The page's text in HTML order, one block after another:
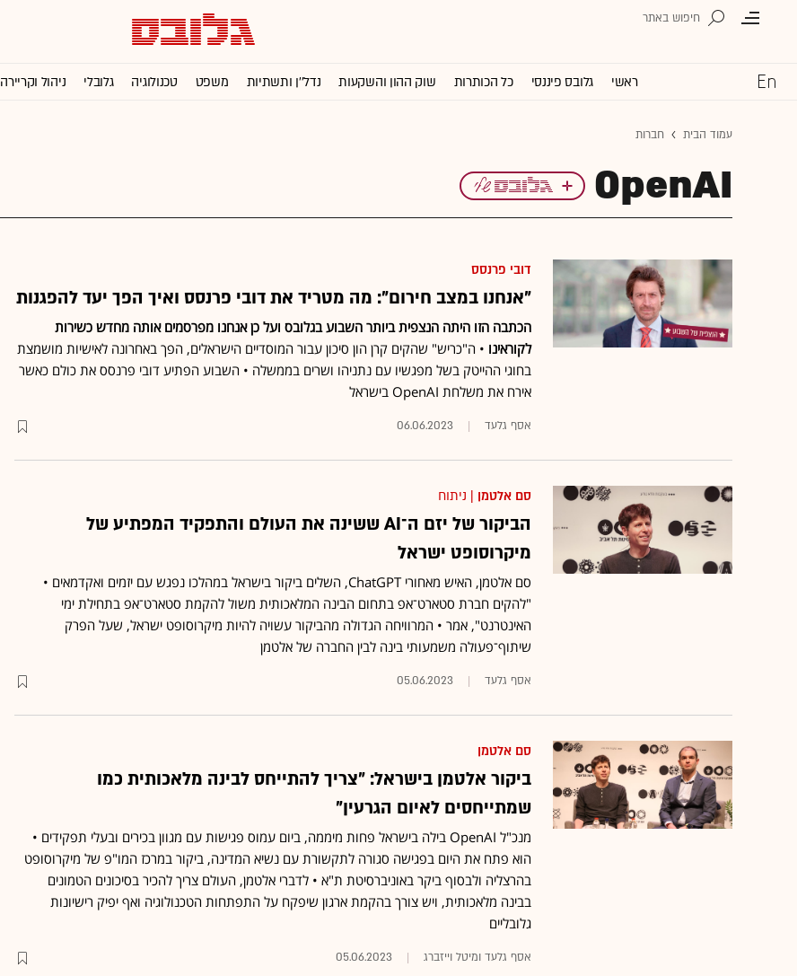
ראשי גלובס פיננסי כל הכותרות שוק ההון והשקעות נדל''ן ותשתיות משפט טכנולוגיה גלובלי ניהול וקריירה
עמוד הבית חברות
OpenAI
דובי פרנסס
"אנחנו במצב חירום": מה מטריד את דובי פרנסס ואיך הפך יעד להפגנות
הכתבה הזו היתה הנצפית ביותר השבוע בגלובס ועל כן אנחנו מפרסמים אותה מחדש כשירות
לקוראינו • ה"כריש" שהקים קרן הון סיכון עבור המוסדיים הישראלים, הפך באחרונה לאישיות מושמצת
בחוגי ההייטק בשל מפגשיו עם נתניהו ושרים בממשלה • השבוע הפתיע דובי פרנסס את כולם כאשר
אירח את משלחת OpenAI בישראל
אסף גלעד 06.06.2023
סם אלטמן | ניתוח
הביקור של יזם ה־AI ששינה את העולם והתפקיד המפתיע של
מיקרוסופט ישראל
סם אלטמן, האיש מאחורי ChatGPT, השלים ביקור בישראל במהלכו נפגש עם יזמים ואקדמאים •
"להקים חברת סטארט־אפ בתחום הבינה המלאכותית משול להקמת סטארט־אפ בתחילת ימי
האינטרנט", אמר • המרוויחה הגדולה מהביקור עשויה להיות מיקרוסופט ישראל, שעל הפרק
שיתוף־פעולה משמעותי בינה לבין החברה של אלטמן
אסף גלעד 05.06.2023
סם אלטמן
ביקור אלטמן בישראל: "צריך להתייחס לבינה מלאכותית כמו
שמתייחסים לאיום הגרעין"
מנכ"ל OpenAI בילה בישראל פחות מיממה, ביום עמוס פגישות עם מגוון בכירים ובעלי תפקידים •
הוא פתח את היום בפגישה סגורה לתקשורת עם נשיא המדינה, ביקור במרכז המו"פ של מיקרוסופט
בהרצליה ולבסוף ביקר באוניברסיטת ת"א • לדברי אלטמן, העולם צריך להכיר בסיכונים הטמונים
בבינה מלאכותית, ויש צורך בהקמת ארגון שיפקח על התפתחות הטכנולוגיה ואף יפיק רישיונות
גלובליים
אסף גלעד ומיטל וייזברג 05.06.2023